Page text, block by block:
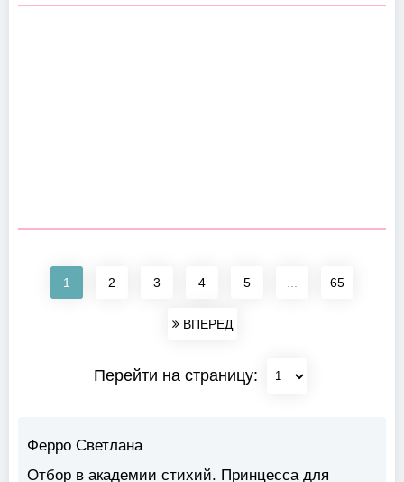
1 2 3 4 5 65
ВПЕРЕД
Перейти на страницу:
Ферро Светлана
Отбор в академии стихий. Принцесса для